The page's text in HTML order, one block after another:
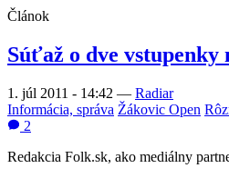
Článok
Súťaž o dve vstupenky
1. júl 2011 - 14:42 — Radiar
Informácia, správa Žákovic Open
2
Redakcia Folk.sk, ako mediálny